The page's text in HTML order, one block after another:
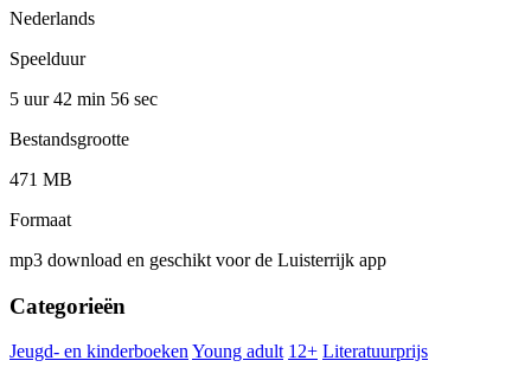
Nederlands
Speelduur
5 uur 42 min 56 sec
Bestandsgrootte
471 MB
Formaat
mp3 download en geschikt voor de Luisterrijk app
Categorieën
Jeugd- en kinderboeken Young adult 12+ Literatuurprijs